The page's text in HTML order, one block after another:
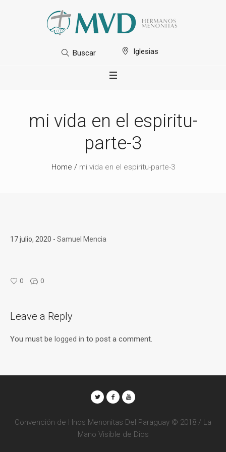
Buscar Iglesias
mi vida en el espiritu-
parte-3
Home / mi vida en el espiritu-parte-3
17 julio, 2020 Samuel Mencia
0 0
Leave a Reply
You must be logged in to post a comment.
Convención de Hnos Menonitas Del Paraguay © 2018 / La
Mano Visible de Dios